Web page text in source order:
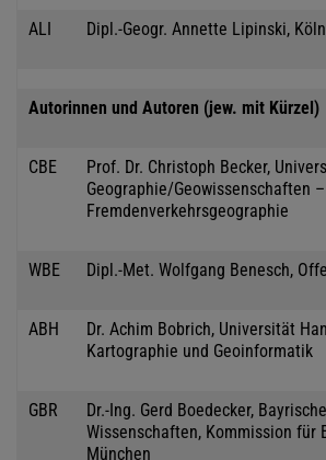
ALI Dipl.-Geogr. Annette Lipinski, Köln
Autorinnen und Autoren (jew. mit Kürzel)
CBE
Prof. Dr. Christoph Becker,
Geographie/Geowissenschaften –
Fremdenverkehrsgeographie
WBE Dipl.-Met. Wolfgang Benesch,
ABH
Dr. Achim Bobrich, Universität
Kartographie und Geoinformatik
GBR
Dr.-Ing. Gerd Boedecker,
Wissenschaften, Kommission für
München